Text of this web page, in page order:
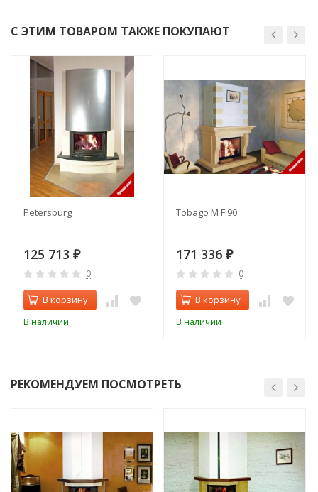
С ЭТИМ ТОВАРОМ ТАКЖЕ ПОКУПАЮТ
Petersburg
125 713 ₽
0
В корзину
В наличии
Tobago M F 90
171 336 ₽
0
В корзину
В наличии
РЕКОМЕНДУЕМ ПОСМОТРЕТЬ